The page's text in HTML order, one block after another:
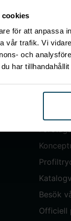
cookies
för att anpassa
vår trafik. Vi
och
har
Meny
Besök
Officiell